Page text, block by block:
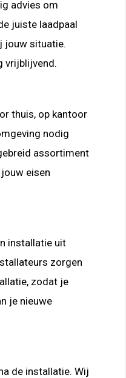
advies om
juiste laadpaal
jouw situatie.
vrijblijvend.
thuis, op kantoor
nodig
assortiment
eisen
installatie uit
zorgen
zodat je
je nieuwe
de installatie. Wij